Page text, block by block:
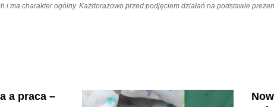
i ma charakter ogólny. Każdorazowo przed podjęciem działań na podstawie
a praca –